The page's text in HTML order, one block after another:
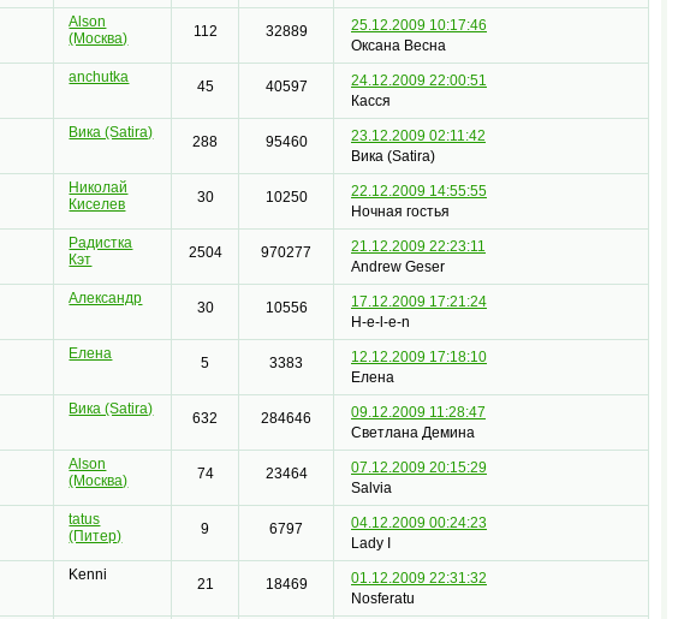
Alson
(Москва)
112 32889
25.12.2009 10:17:46
Оксана Весна
anchutka
45 40597
24.12.2009 22:00:51
Касcя
Вика (Satira)
288 95460
23.12.2009 02:11:42
Вика (Satira)
Николай
Киселев
30 10250
22.12.2009 14:55:55
Ночная гостья
Радистка
Кэт
2504 970277
21.12.2009 22:23:11
Andrew Geser
Александр
30 10556
17.12.2009 17:21:24
H-e-l-e-n
Елена
5 3383
12.12.2009 17:18:10
Елена
Вика (Satira)
632 284646
09.12.2009 11:28:47
Светлана Демина
Alson
(Москва)
74 23464
07.12.2009 20:15:29
Salvia
tatus
(Питер)
9 6797
04.12.2009 00:24:23
Lady I
Kenni
21 18469
01.12.2009 22:31:32
Nosferatu